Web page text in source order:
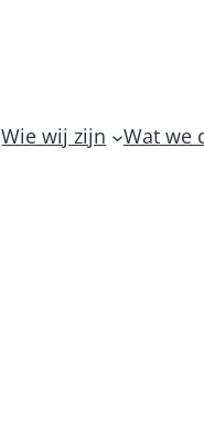
Wie wij zijn Wat we